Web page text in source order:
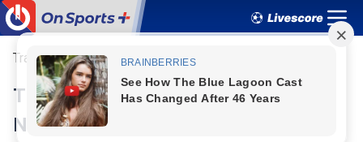
Trang chủ Thể thao Tennis
Thua tay vợt kém 142 bậc, Lý Hoàng
Nam dừng bước ở tứ kết Bangkok